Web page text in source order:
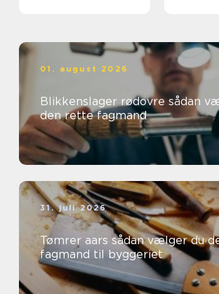
01. august 2026
Blikkenslager rødovre sådan vælger du
den rette fagmand
31. juli 2026
Tømrer aars sådan vælger du den rigtige
fagmand til byggeriet